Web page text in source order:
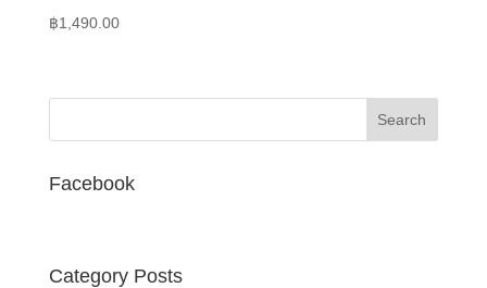
฿1,490.00
Facebook
Category Posts